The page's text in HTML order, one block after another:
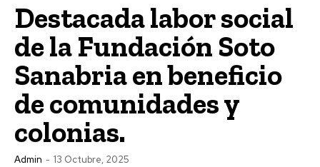
Destacada labor social
de la Fundación Soto
Sanabria en beneficio
de comunidades y
colonias.
Admin - 13 Octubre, 2025